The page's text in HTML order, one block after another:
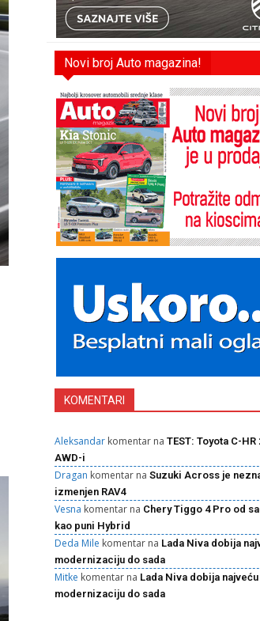
Novi broj Auto magazina!
KOMENTARI
Aleksandar komentar na TEST: Toyota C-HR
AWD-i
Dragan komentar na Suzuki Across je
izmenjen RAV4
Vesna komentar na Chery Tiggo 4 Pro od
kao puni Hybrid
Deda Mile komentar na Lada Niva dobija
modernizaciju do sada
Mitke komentar na Lada Niva dobija najveću
modernizaciju do sada